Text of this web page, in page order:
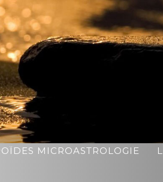
MICROASTROLOGIE